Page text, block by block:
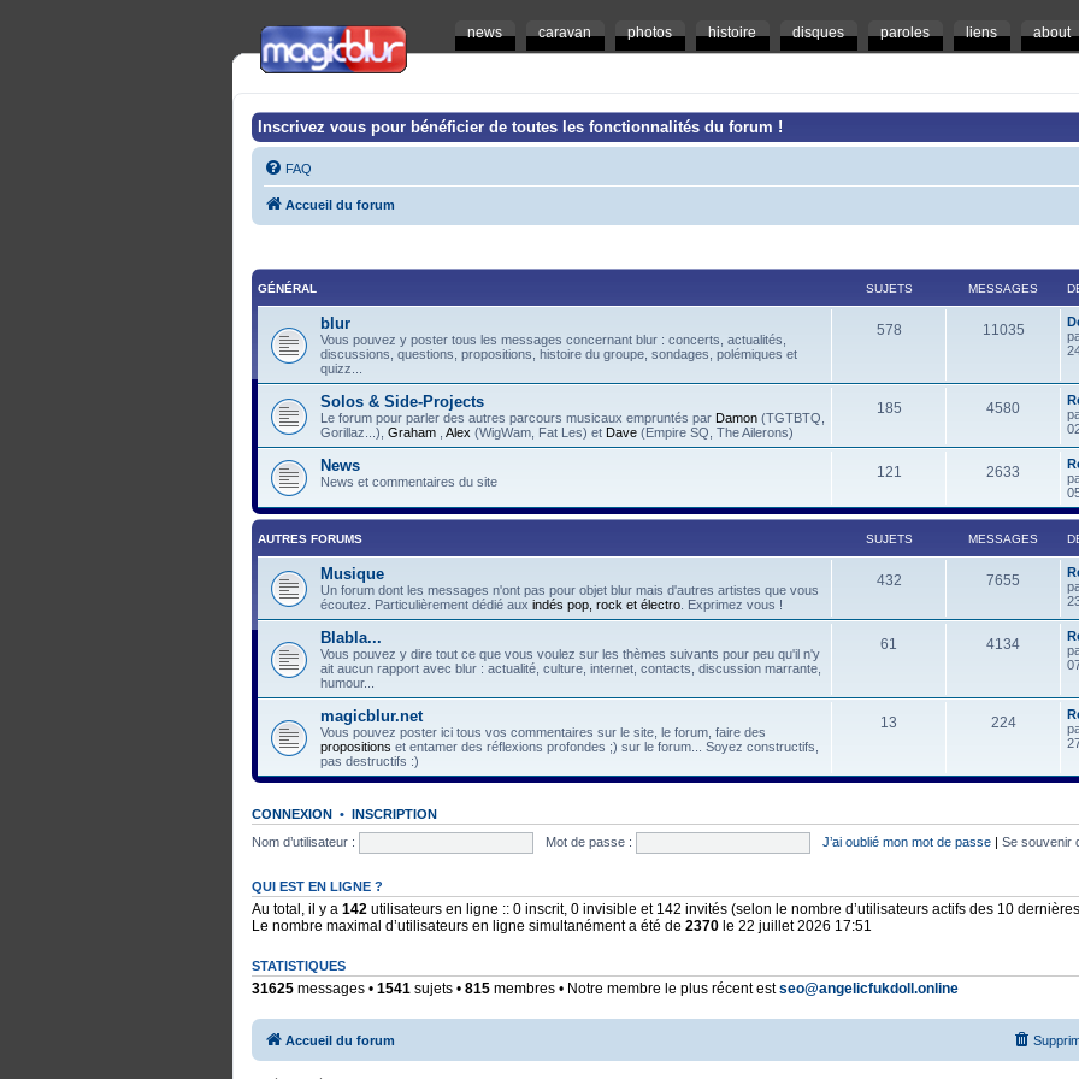
news caravan photos histoire disques paroles liens about
Inscrivez vous pour bénéficier de toutes les fonctionnalités du forum !
FAQ
Accueil du forum
GÉNÉRAL SUJETS MESSAGES
blur
Vous pouvez y poster tous les messages concernant blur : concerts, actualités,
discussions, questions, propositions, histoire du groupe, sondages, polémiques et
quizz...
578 11035
Solos & Side-Projects
Le forum pour parler des autres parcours musicaux empruntés par Damon (TGTBTQ,
Gorillaz...), Graham Alex (WigWam, Fat Les) et Dave (Empire SQ, The Ailerons)
185 4580
News
News et commentaires du site
121 2633
AUTRES FORUMS SUJETS MESSAGES
Musique
Un forum dont les messages n'ont pas pour objet blur mais d'autres artistes que vous
écoutez. Particulièrement dédié aux indés pop, rock et électro . Exprimez vous !
432 7655
Blabla...
Vous pouvez y dire tout ce que vous voulez sur les thèmes suivants pour peu qu'il n'y
ait aucun rapport avec blur : actualité, culture, internet, contacts, discussion marrante,
humour...
61 4134
magicblur.net
Vous pouvez poster ici tous vos commentaires sur le site, le forum, faire des
propositions et entamer des réflexions profondes ;) sur le forum... Soyez constructifs,
pas destructifs :)
13 224
CONNEXION • INSCRIPTION
Nom d’utilisateur :
Mot de passe : J’ai oublié mon mot de passe | Se souvenir
QUI EST EN LIGNE ?
Au total, il y a 142 utilisateurs en ligne :: 0 inscrit, 0 invisible et 142 invités (selon le nombre d’utilisateurs actifs des 10
Le nombre maximal d’utilisateurs en ligne simultanément a été de 2370 le 22 juillet 2026 17:51
STATISTIQUES
31625 messages • 1541 sujets • 815 membres • Notre membre le plus récent estseo@angelicfukdoll.online
Accueil du forum